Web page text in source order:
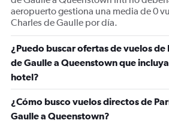
aeropuerto gestiona una media de 0
Charles de Gaulle por día.
¿Puedo buscar ofertas de vuelos de
de Gaulle a Queenstown que
hotel?
¿Cómo busco vuelos directos de
Gaulle a Queenstown?